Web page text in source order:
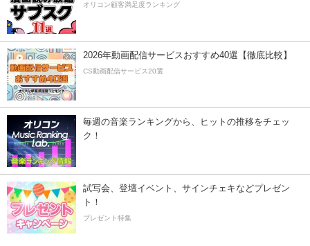
オリコン顧客満足度ランキング
2026年動画配信サービスおすすめ40選【徹底比較】
CS動画配信サービス20選
毎週の音楽ランキングから、ヒットの推移をチェッ
ク！
試写会、登壇イベント、サインチェキなどプレゼン
ト！
プレゼント特集